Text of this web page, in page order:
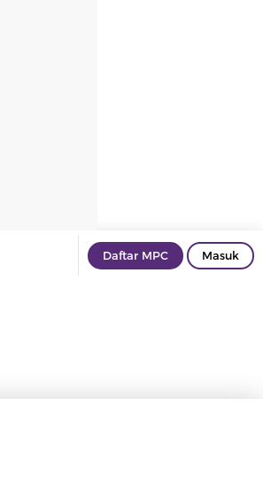
Daftar MPC Masuk